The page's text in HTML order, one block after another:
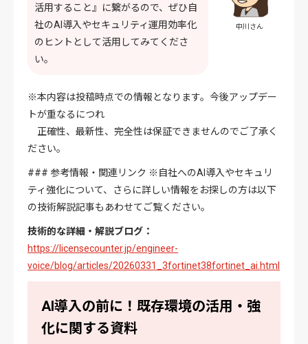
活用すること』に繋がるので、ぜひ自
社のAI導入やセキュリティ運用効率化
のヒントとして活用してみてくださ
い。
中川さん
※本内容は投稿時点での情報となります。今後アップデー
トが重なるにつれ
正確性、最新性、完全性は保証できませんのでご了承く
ださい。
### 参考情報・関連リンク ※ 自社へのAI導入やセキュリ
ティ強化について、さらに詳しい情報をお探しの方は以下
の技術解説記事もあわせてご覧ください。
技術的な詳細・解説ブログ：
https://licensecounter.jp/engineer-
voice/blog/articles/20260331_3fortinet38fortinet_ai.html
AI導入の前に！既存環境の活用・強
化に関する資料